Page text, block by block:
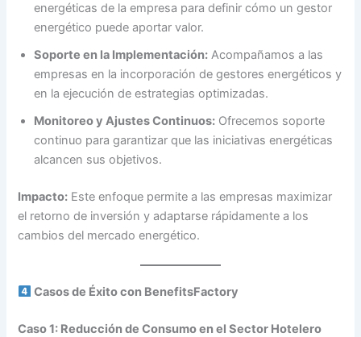
energéticas de la empresa para definir cómo un gestor
energético puede aportar valor.
Soporte en la Implementación: Acompañamos a las
empresas en la incorporación de gestores energéticos y
en la ejecución de estrategias optimizadas.
Monitoreo y Ajustes Continuos: Ofrecemos soporte
continuo para garantizar que las iniciativas energéticas
alcancen sus objetivos.
Impacto: Este enfoque permite a las empresas maximizar
el retorno de inversión y adaptarse rápidamente a los
cambios del mercado energético.
Casos de Éxito con BenefitsFactory
Caso 1: Reducción de Consumo en el Sector Hotelero